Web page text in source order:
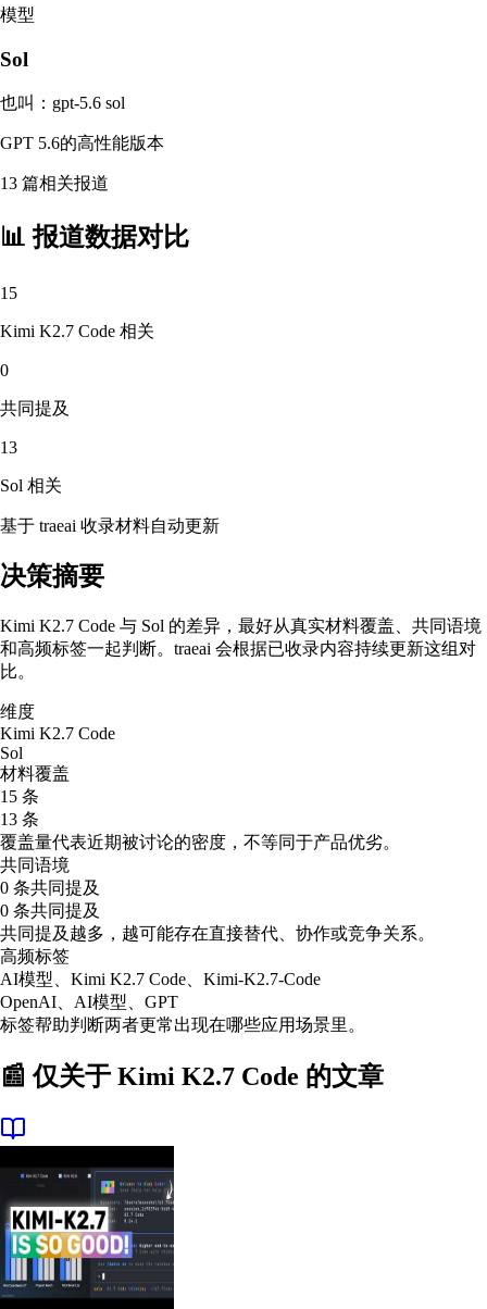
模型
Sol
也叫： gpt-5.6 sol
GPT 5.6的高性能版本
13 篇相关报道
📊 报道数据对比
15
Kimi K2.7 Code 相关
0
共同提及
13
Sol 相关
基于 traeai 收录材料自动更新
决策摘要
Kimi K2.7 Code 与 Sol 的差异，最好从真实材料覆盖、共同语境
和高频标签一起判断。traeai 会根据已收录内容持续更新这组对
比。
维度
Kimi K2.7 Code
Sol
材料覆盖
15 条
13 条
覆盖量代表近期被讨论的密度，不等同于产品优劣。
共同语境
0 条共同提及
0 条共同提及
共同提及越多，越可能存在直接替代、协作或竞争关系。
高频标签
AI模型、Kimi K2.7 Code、Kimi-K2.7-Code
OpenAI、AI模型、GPT
标签帮助判断两者更常出现在哪些应用场景里。
📰 仅关于 Kimi K2.7 Code 的文章